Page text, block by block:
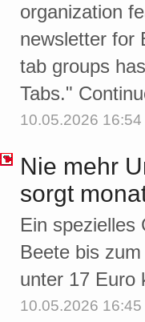
organization
newsletter for
tab groups
Tabs."
10.05.2026 16:54
Nie mehr
sorgt
Ein spezielles
Beete bis
unter 17 Euro
10.05.2026 16:45